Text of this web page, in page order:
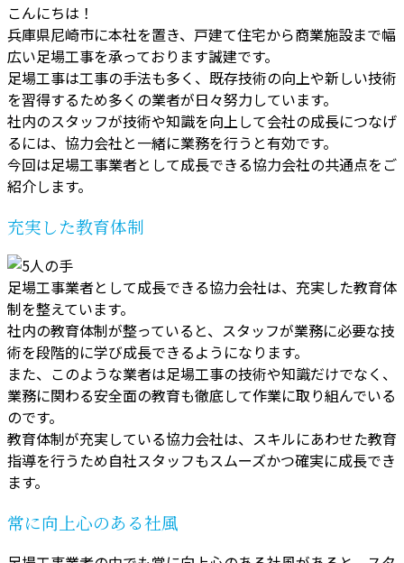
こんにちは！
兵庫県尼崎市に本社を置き、戸建て住宅から商業施設まで幅
広い足場工事を承っております誠建です。
足場工事は工事の手法も多く、既存技術の向上や新しい技術
を習得するため多くの業者が日々努力しています。
社内のスタッフが技術や知識を向上して会社の成長につなげ
るには、協力会社と一緒に業務を行うと有効です。
今回は足場工事業者として成長できる協力会社の共通点をご
紹介します。
充実した教育体制
足場工事業者として成長できる協力会社は、充実した教育体
制を整えています。
社内の教育体制が整っていると、スタッフが業務に必要な技
術を段階的に学び成長できるようになります。
また、このような業者は足場工事の技術や知識だけでなく、
業務に関わる安全面の教育も徹底して作業に取り組んでいる
のです。
教育体制が充実している協力会社は、スキルにあわせた教育
指導を行うため自社スタッフもスムーズかつ確実に成長でき
ます。
常に向上心のある社風